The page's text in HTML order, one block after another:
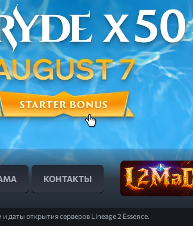
КОНТАКТЫ
даты открытия серверов Lineage 2 Essence.